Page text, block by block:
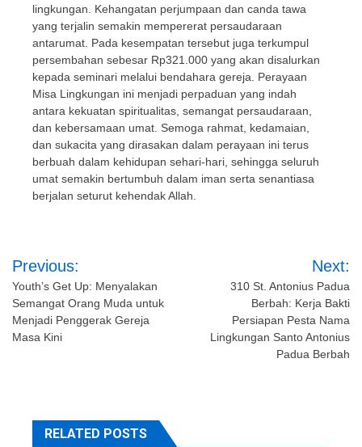
lingkungan. Kehangatan perjumpaan dan canda tawa
yang terjalin semakin mempererat persaudaraan
antarumat. Pada kesempatan tersebut juga terkumpul
persembahan sebesar Rp321.000 yang akan disalurkan
kepada seminari melalui bendahara gereja. Perayaan
Misa Lingkungan ini menjadi perpaduan yang indah
antara kekuatan spiritualitas, semangat persaudaraan,
dan kebersamaan umat. Semoga rahmat, kedamaian,
dan sukacita yang dirasakan dalam perayaan ini terus
berbuah dalam kehidupan sehari-hari, sehingga seluruh
umat semakin bertumbuh dalam iman serta senantiasa
berjalan seturut kehendak Allah.
Post
navigation
Previous:
Youth’s Get Up: Menyalakan
Semangat Orang Muda untuk
Menjadi Penggerak Gereja
Masa Kini
Next:
310 St. Antonius Padua
Berbah: Kerja Bakti
Persiapan Pesta Nama
Lingkungan Santo Antonius
Padua Berbah
RELATED POSTS